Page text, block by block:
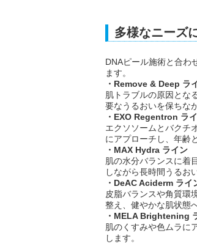
多様なニーズ
DNAピール施術と合わ
ます。
・Remove & Deep ラ
肌トラブルの原因とな
要なうるおいを保ちな
・EXO Regentron ラ
エクソソームとバクチ
にアプローチし、年齢
・MAX Hydra ライン
肌の水分バランスに着
しながら長時間うるお
・DeAC Aciderm ライ
皮脂バランスや角質環
整え、健やかな肌状態
・MELA Brightening
肌のくすみや色ムラに
します。